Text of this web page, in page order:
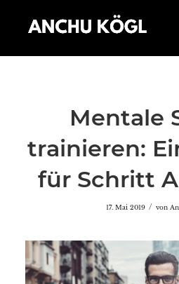
Mentale
trainieren:
für Schritt
17. Mai 2019 / von